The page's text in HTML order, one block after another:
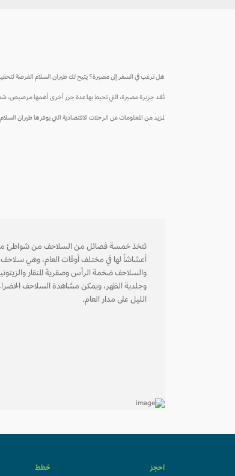
هل ترغب في السفر إلى مصيرة؟ يتيح لك طيران السلام الفرصة
تُعّد جزيرة مصيرة، التي تحيط بها عدة جزر أخرى أهمها مرصيص،
لمزيد من المعلومات عن الرحلات الاقتصادية التي يوفرها طيران
تتخذ خمسة فصائل من السلاحف من شواطئ
أعشاشاً لها في مختلف أوقات العام، وهي سلاحف
والسلاحف ضخمة الرأس وصقرية المنقار
وجلدية الظهر، ويمكن مشاهدة السلاحف
الليل على مدار العام.
احجز خطط